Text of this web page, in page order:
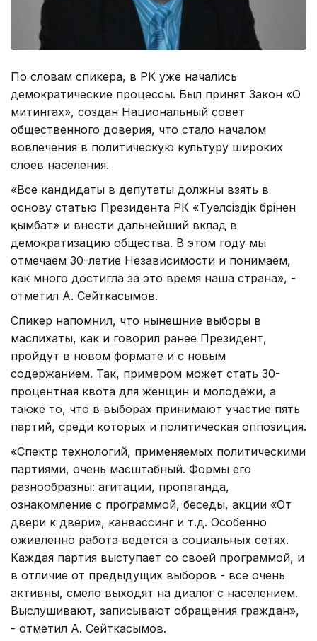
По словам спикера, в РК уже начались
демократические процессы. Был принят Закон «О
митингах», создан Национальный совет
общественного доверия, что стало началом
вовлечения в политическую культуру широких
слоев населения.
«Все кандидаты в депутаты должны взять в
основу статью Президента РК «Тәуелсіздік бәрінен
қымбат» и внести дальнейший вклад в
демократизацию общества. В этом году мы
отмечаем 30-летие Независимости и понимаем,
как много достигла за это время наша страна», -
отметил А. Сейткасымов.
Спикер напомнил, что нынешние выборы в
маслихаты, как и говорил ранее Президент,
пройдут в новом формате и с новым
содержанием. Так, примером может стать 30-
процентная квота для женщин и молодежи, а
также то, что в выборах принимают участие пять
партий, среди которых и политическая оппозиция.
«Спектр технологий, применяемых политическими
партиями, очень масштабный. Формы его
разнообразны: агитации, пропаганда,
ознакомление с программой, беседы, акции «От
двери к двери», канвассинг и т.д. Особенно
оживленно работа ведется в социальных сетях.
Каждая партия выступает со своей программой, и
в отличие от предыдущих выборов - все очень
активны, смело выходят на диалог с населением.
Выслушивают, записывают обращения граждан»,
- отметил А. Сейткасымов.